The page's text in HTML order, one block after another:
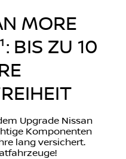
MORE
BIS ZU 10
Upgrade Nissan
Komponenten
lang versichert.